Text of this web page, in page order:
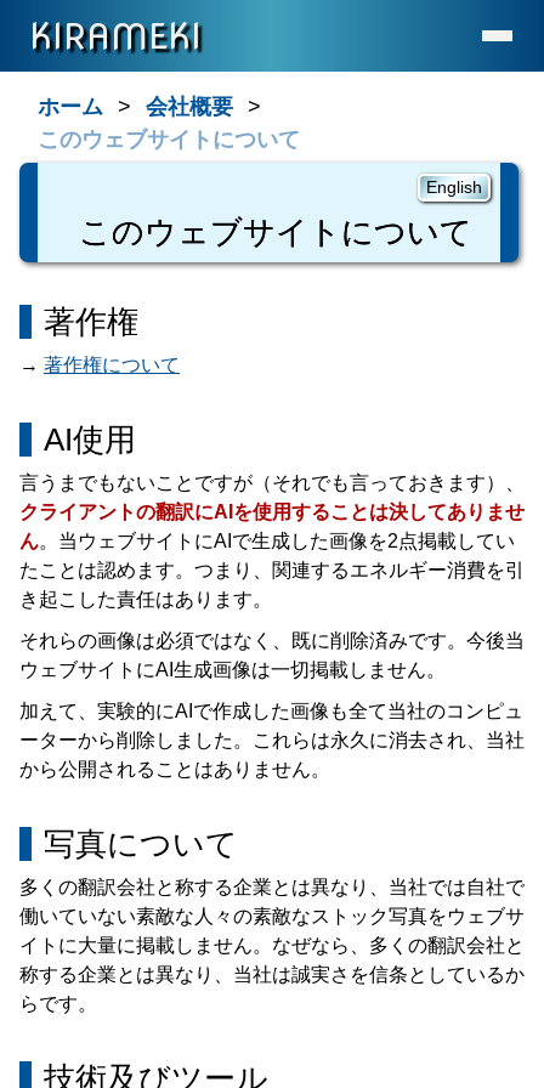
KIRAMEKI
ホーム
企業・法務向け業務
お問合せ
弊社について
AIに関する考え方
よくある質問 (EN)
一般の記事など
翻訳者向け情報 (EN)
洞窟 (EN)
ブログ
English
ホーム
会社概要
このウェブサイトについて
English
このウェブサイトについて
著作権
→ 著作権について
AI使用
言うまでもないことですが（それでも言っておきます）、
クライアントの翻訳にAIを使用することは決してありませ
ん。当ウェブサイトにAIで生成した画像を2点掲載してい
たことは認めます。つまり、関連するエネルギー消費を引
き起こした責任はあります。
それらの画像は必須ではなく、既に削除済みです。今後当
ウェブサイトにAI生成画像は一切掲載しません。
加えて、実験的にAIで作成した画像も全て当社のコンピュ
ーターから削除しました。これらは永久に消去され、当社
から公開されることはありません。
写真について
多くの翻訳会社と称する企業とは異なり、当社では自社で
働いていない素敵な人々の素敵なストック写真をウェブサ
イトに大量に掲載しません。なぜなら、多くの翻訳会社と
称する企業とは異なり、当社は誠実さを信条としているか
らです。
技術及びツール